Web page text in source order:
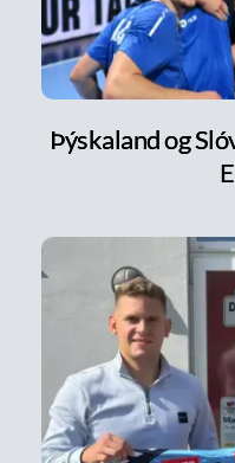
Þýskaland og